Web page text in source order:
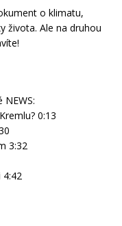
o klimatu,
života. Ale na druhou
0:13
3:32
4:42